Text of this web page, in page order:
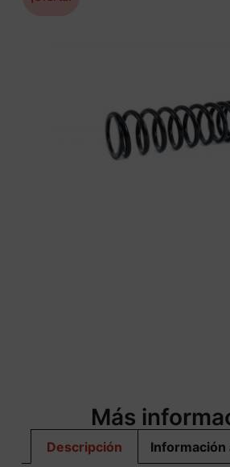
Más
Descripción Información